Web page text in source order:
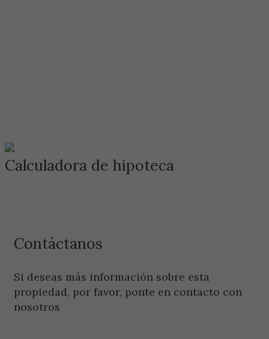
Calculadora de hipoteca
Contáctanos
Si deseas más información sobre esta
propiedad, por favor, ponte en contacto con
nosotros